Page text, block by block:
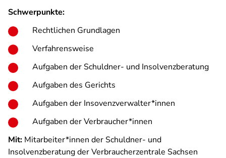
Schwerpunkte:
Rechtlichen Grundlagen
Verfahrensweise
Aufgaben der Schuldner- und Insolvenzberatung
Aufgaben des Gerichts
Aufgaben der Insovenzverwalter*innen
Aufgaben der Verbraucher*innen
Mit: Mitarbeiter*innen der Schuldner- und
Insolvenzberatung der Verbraucherzentrale Sachsen